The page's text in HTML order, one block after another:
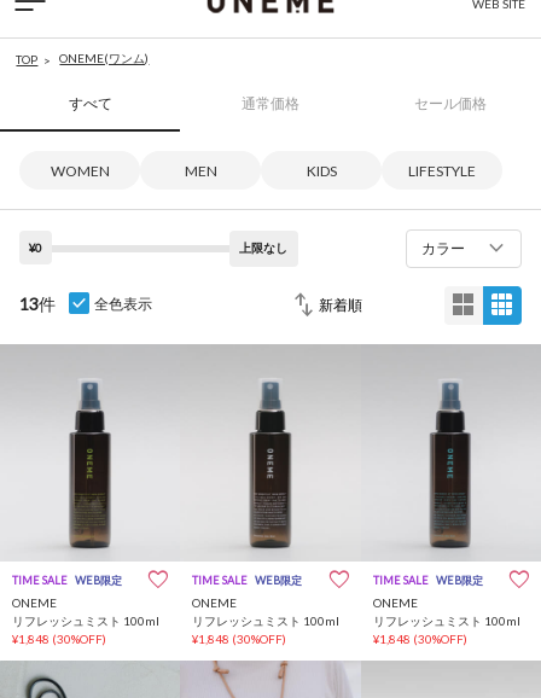
TOP ONEME(ワンム)
すべて 通常価格 セール価格
WOMEN MEN KIDS LIFESTYLE
¥0 上限なし カラー
13件 全色表示
TIME SALE WEB限定
ONEME
リフレッシュミスト 100ml
¥1,848 (30%OFF)
TIME SALE WEB限定
ONEME
リフレッシュミスト 100ml
¥1,848 (30%OFF)
TIME SALE WEB限定
ONEME
リフレッシュミスト 100ml
¥1,848 (30%OFF)